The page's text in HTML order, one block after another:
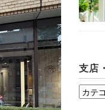
支店
支